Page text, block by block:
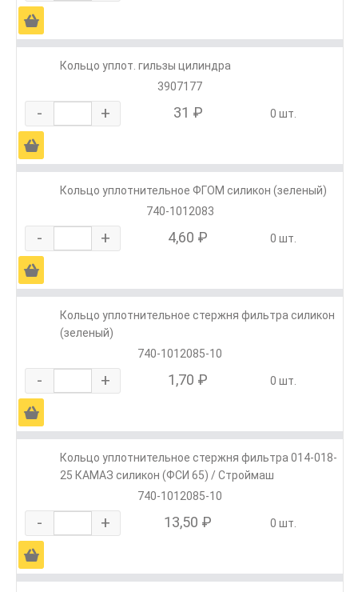
Ä
Кольцо уплот. гильзы цилиндра
3907177
- + 31 ₽ 0 шт.
Ä
Кольцо уплотнительное ФГОМ силикон (зеленый)
740-1012083
- + 4,60 ₽ 0 шт.
Ä
Кольцо уплотнительное стержня фильтра силикон
(зеленый)
740-1012085-10
- + 1,70 ₽ 0 шт.
Ä
Кольцо уплотнительное стержня фильтра 014-018-
25 КАМАЗ силикон (ФСИ 65) / Строймаш
740-1012085-10
- + 13,50 ₽ 0 шт.
Ä